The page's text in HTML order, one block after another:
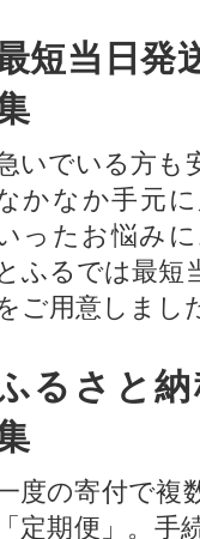
短当日発
いでいる方も
かなか手元
ったお悩み
ふるでは最短
ご用意しまし
るさと
度の寄付で複
「定期便」。